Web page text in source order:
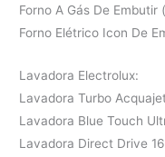
Forno A Gás De Embutir
Forno Elétrico Icon De
Lavadora Electrolux:
Lavadora Turbo
Lavadora Blue Touch
Lavadora Direct Drive